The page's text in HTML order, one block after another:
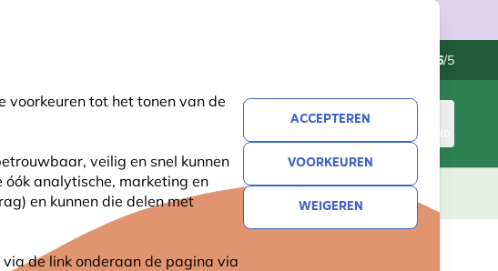
voorkeuren tot het tonen van de
veilig en snel kunnen
analytische, marketing en
en kunnen die delen met
de link onderaan de pagina via
ACCEPTEREN
VOORKEUREN
WEIGEREN
4.6/5
WINKELMAND
NATUURBELEVING CADEAUS NIEUW SALE